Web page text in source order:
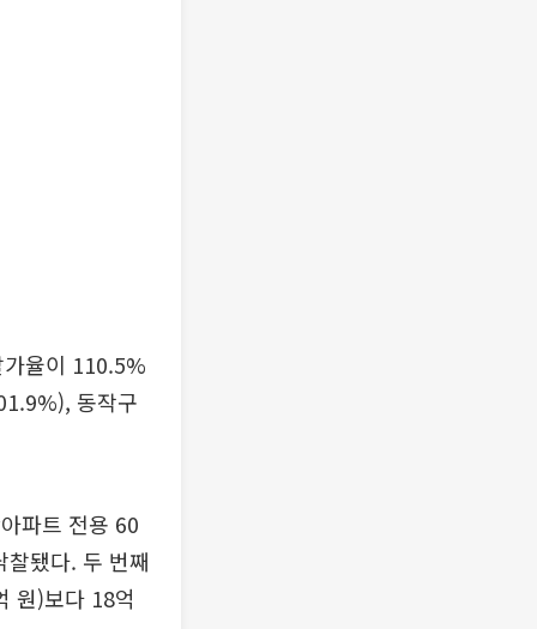
율이 110.5%
동작구
파트 전용 60
됐다. 두 번째
원)보다 18억